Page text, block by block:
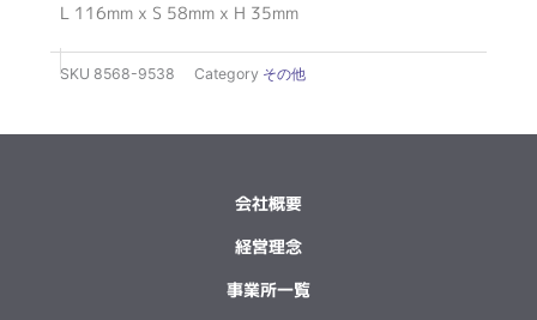
L 116mm x S 58mm x H 35mm
SKU 8568-9538 Category その他
会社概要
経営理念
事業所一覧